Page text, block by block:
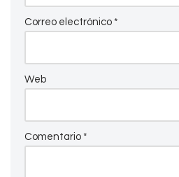
Correo electrónico *
Web
Comentario *